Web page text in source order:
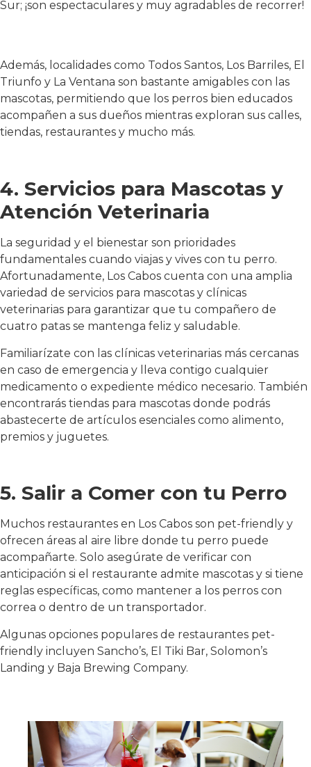
Sur; ¡son espectaculares y muy agradables de recorrer!
Además, localidades como Todos Santos, Los Barriles, El
Triunfo y La Ventana son bastante amigables con las
mascotas, permitiendo que los perros bien educados
acompañen a sus dueños mientras exploran sus calles,
tiendas, restaurantes y mucho más.
4. Servicios para Mascotas y
Atención Veterinaria
La seguridad y el bienestar son prioridades
fundamentales cuando viajas y vives con tu perro.
Afortunadamente, Los Cabos cuenta con una amplia
variedad de servicios para mascotas y clínicas
veterinarias para garantizar que tu compañero de
cuatro patas se mantenga feliz y saludable.
Familiarízate con las clínicas veterinarias más cercanas
en caso de emergencia y lleva contigo cualquier
medicamento o expediente médico necesario. También
encontrarás tiendas para mascotas donde podrás
abastecerte de artículos esenciales como alimento,
premios y juguetes.
5. Salir a Comer con tu Perro
Muchos restaurantes en Los Cabos son pet-friendly y
ofrecen áreas al aire libre donde tu perro puede
acompañarte. Solo asegúrate de verificar con
anticipación si el restaurante admite mascotas y si tiene
reglas específicas, como mantener a los perros con
correa o dentro de un transportador.
Algunas opciones populares de restaurantes pet-
friendly incluyen Sancho’s, El Tiki Bar, Solomon’s
Landing y Baja Brewing Company.